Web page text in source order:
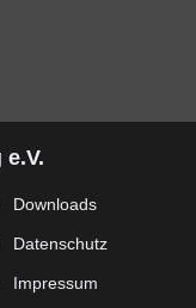
Downloads
Datenschutz
Impressum